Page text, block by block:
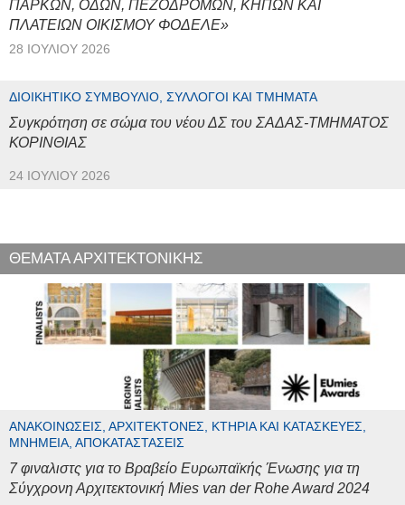
ΠΑΡΚΩΝ, ΟΔΩΝ, ΠΕΖΟΔΡΟΜΩΝ, ΚΗΠΩΝ ΚΑΙ
ΠΛΑΤΕΙΩΝ ΟΙΚΙΣΜΟΥ ΦΟΔΕΛΕ»
28 ΙΟΥΛΊΟΥ 2026
ΔΙΟΙΚΗΤΙΚΌ ΣΥΜΒΟΎΛΙΟ, ΣΎΛΛΟΓΟΙ ΚΑΙ ΤΜΉΜΑΤΑ
Συγκρότηση σε σώμα του νέου ΔΣ του ΣΑΔΑΣ-ΤΜΗΜΑΤΟΣ
ΚΟΡΙΝΘΙΑΣ
24 ΙΟΥΛΊΟΥ 2026
ΘΕΜΑΤΑ ΑΡΧΙΤΕΚΤΟΝΙΚΗΣ
ΑΝΑΚΟΙΝΏΣΕΙΣ, ΑΡΧΙΤΈΚΤΟΝΕΣ, ΚΤΉΡΙΑ ΚΑΙ ΚΑΤΑΣΚΕΥΈΣ,
ΜΝΗΜΕΊΑ, ΑΠΟΚΑΤΑΣΤΆΣΕΙΣ
7 φιναλιστς για το Βραβείο Ευρωπαϊκής Ένωσης για τη
Σύγχρονη Αρχιτεκτονική Mies van der Rohe Award 2024